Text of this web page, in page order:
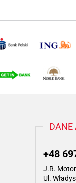
DANE
+48
J.R. Motor
Ul.